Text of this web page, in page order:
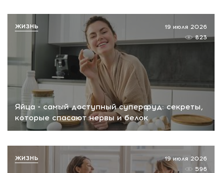
Яйца - самый доступный суперфуд: секреты,
которые спасают нервы и белок
19 июля 2026
823
ЖИЗНЬ
19 июля 2026
596
ЖИЗНЬ